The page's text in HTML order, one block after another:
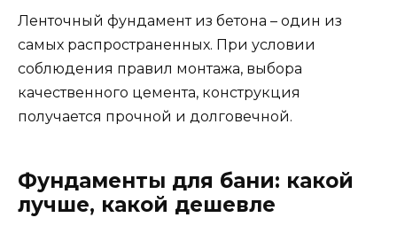
Ленточный фундамент из бетона – один из
самых распространенных. При условии
соблюдения правил монтажа, выбора
качественного цемента, конструкция
получается прочной и долговечной.
Фундаменты для бани: какой
лучше, какой дешевле